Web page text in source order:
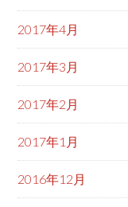
2017年4月
2017年3月
2017年2月
2017年1月
2016年12月